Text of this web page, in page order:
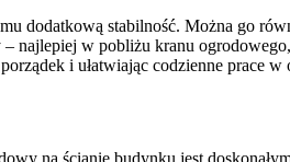
dodatkową stabilność. Można go
w pobliżu kranu ogrodowego,
i ułatwiając codzienne prace w
na ścianie budynku jest